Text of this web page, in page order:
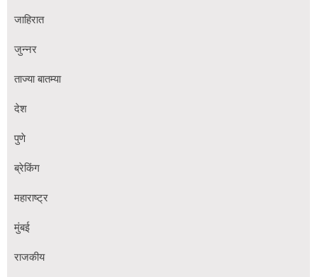
जाहिरात
जुन्नर
ताज्या बातम्या
देश
पुणे
ब्रेकिंग
महाराष्ट्र
मुंबई
राजकीय